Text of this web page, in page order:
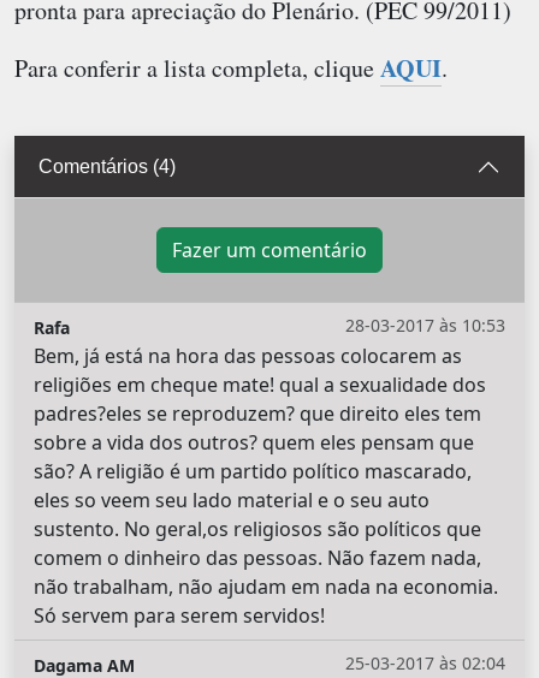
pronta para apreciação do Plenário. (PEC 99/2011)
Para conferir a lista completa, cliqueAQUI.
Comentários (4)
Fazer um comentário
28-03-2017 às 10:53
Rafa
Bem, já está na hora das pessoas colocarem as
religiões em cheque mate! qual a sexualidade dos
padres?eles se reproduzem? que direito eles tem
sobre a vida dos outros? quem eles pensam que
são? A religião é um partido político mascarado,
eles so veem seu lado material e o seu auto
sustento. No geral,os religiosos são políticos que
comem o dinheiro das pessoas. Não fazem nada,
não trabalham, não ajudam em nada na economia.
Só servem para serem servidos!
25-03-2017 às 02:04
Dagama AM